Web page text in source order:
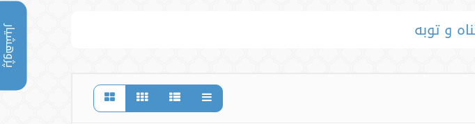
پژوهشیار و توبه